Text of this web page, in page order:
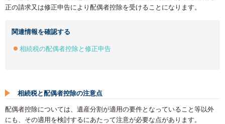
正の請求又は修正申告により配偶者控除を受けることになります。
関連情報を確認する
相続税の配偶者控除と修正申告
相続税と配偶者控除の注意点
配偶者控除については、遺産分割が適用の要件となっていること等以外
にも、その適用を検討するにあたって注意が必要な点があります。